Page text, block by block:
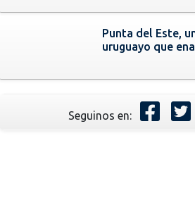
Punta del Este,
uruguayo que
Seguinos en: